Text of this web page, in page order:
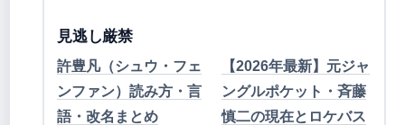
見逃し厳禁
許豊凡（シュウ・フェ
ンファン）読み方・言
語・改名まとめ
【2026年最新】元ジャ
ングルポケット・斉藤
慎二の現在とロケバス